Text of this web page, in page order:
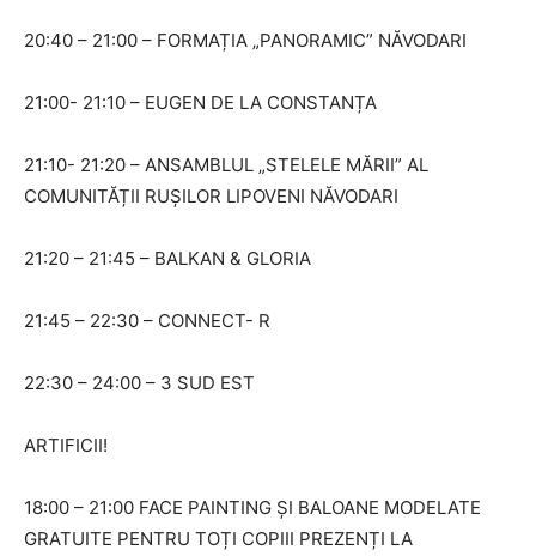
20:40 – 21:00 – FORMAȚIA „PANORAMIC” NĂVODARI
21:00- 21:10 – EUGEN DE LA CONSTANȚA
21:10- 21:20 – ANSAMBLUL „STELELE MĂRII” AL
COMUNITĂȚII RUȘILOR LIPOVENI NĂVODARI
21:20 – 21:45 – BALKAN & GLORIA
21:45 – 22:30 – CONNECT- R
22:30 – 24:00 – 3 SUD EST
ARTIFICII!
18:00 – 21:00 FACE PAINTING ȘI BALOANE MODELATE
GRATUITE PENTRU TOȚI COPIII PREZENȚI LA